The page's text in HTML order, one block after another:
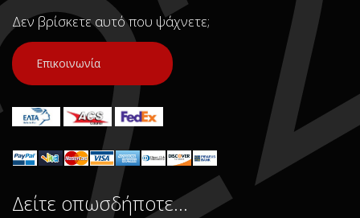
Δεν βρίσκετε αυτό που ψάχνετε;
Επικοινωνία
Δείτε οπωσδήποτε…